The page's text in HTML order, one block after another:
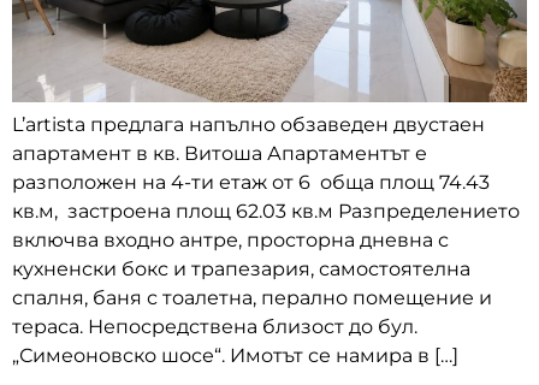
L’artista предлага напълно обзаведен двустаен
апартамент в кв. Витоша Апартаментът е
разположен на 4-ти етаж от 6 обща площ 74.43
кв.м, застроена площ 62.03 кв.м Разпределението
включва входно антре, просторна дневна с
кухненски бокс и трапезария, самостоятелна
спалня, баня с тоалетна, перално помещение и
тераса. Непосредствена близост до бул.
„Симеоновско шосе“. Имотът се намира в […]